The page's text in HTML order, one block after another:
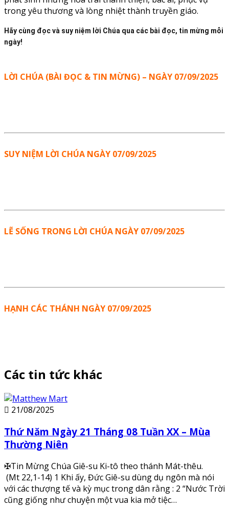
trong yêu thương và lòng nhiệt thành truyền giáo.
Hãy cùng đọc và suy niệm lời Chúa qua các bài đọc, tin mừng mỗi
ngày!
LỜI CHÚA (BÀI ĐỌC & TIN MỪNG) – NGÀY 07/09/2025
SUY NIỆM LỜI CHÚA NGÀY 07/09/2025
LẼ SỐNG TRONG LỜI CHÚA NGÀY 07/09/2025
HẠNH CÁC THÁNH NGÀY 07/09/2025
Các tin tức khác
21/08/2025
Thứ Năm Ngày 21 Tháng 08 Tuần XX – Mùa
Thường Niên
✠Tin Mừng Chúa Giê-su Ki-tô theo thánh Mát-thêu.
(Mt 22,1-14) 1 Khi ấy, Đức Giê-su dùng dụ ngôn mà nói
với các thượng tế và kỳ mục trong dân rằng : 2 “Nước Trời
cũng giống như chuyện một vua kia mở tiệc…